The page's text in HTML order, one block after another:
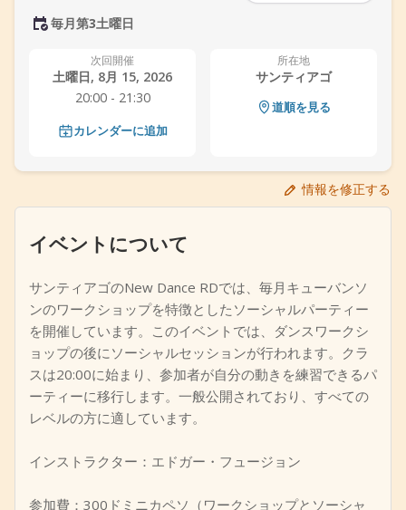
イベントを追加
毎月第3土曜日
次回開催
土曜日, 8月 15, 2026
20:00 - 21:30
カレンダーに追加
所在地
サンティアゴ
道順を見る
情報を修正する
イベントについて
サンティアゴのNew Dance RDでは、毎月キューバンソ
ンのワークショップを特徴としたソーシャルパーティー
を開催しています。このイベントでは、ダンスワークシ
ョップの後にソーシャルセッションが行われます。クラ
スは20:00に始まり、参加者が自分の動きを練習できるパ
ーティーに移行します。一般公開されており、すべての
レベルの方に適しています。
インストラクター：エドガー・フュージョン
参加費：300ドミニカペソ（ワークショップとソーシャ